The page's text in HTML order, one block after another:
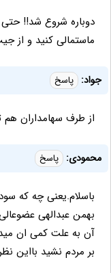
دوباره شروع شد!!
ماستمالی کنید و از
جواد: پاسخ
از طرف سهامداران
محمودی: پاسخ
باسلام.یعنی چه که
بهمن عبدالهی
آن به علت کمی ان
بر مردم نشید بااین